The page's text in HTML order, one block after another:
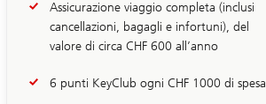
Assicurazione viaggio completa (inclusi
cancellazioni, bagagli e infortuni), del
valore di circa CHF 600 all’anno
6 punti KeyClub ogni CHF 1000 di spesa